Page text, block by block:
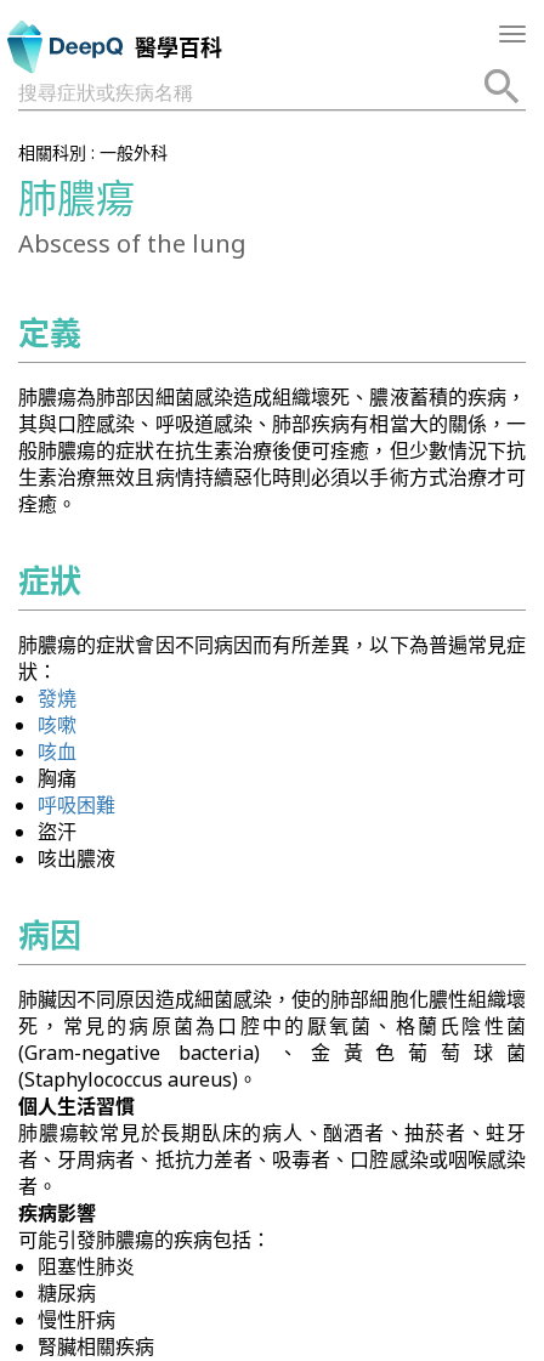
醫學百科
搜尋症狀或疾病名稱
相關科別 : 一般外科
肺膿瘍
Abscess of the lung
定義
肺膿瘍為肺部因細菌感染造成組織壞死、膿液蓄積的疾病，
其與口腔感染、呼吸道感染、肺部疾病有相當大的關係，一
般肺膿瘍的症狀在抗生素治療後便可痊癒，但少數情況下抗
生素治療無效且病情持續惡化時則必須以手術方式治療才可
痊癒。
症狀
肺膿瘍的症狀會因不同病因而有所差異，以下為普遍常見症
狀：
發燒
咳嗽
咳血
胸痛
呼吸困難
盜汗
咳出膿液
病因
肺臟因不同原因造成細菌感染，使的肺部細胞化膿性組織壞
死，常見的病原菌為口腔中的厭氧菌、格蘭氏陰性菌
(Gram-negative bacteria) 、金黃色葡萄球菌
(Staphylococcus aureus)。
個人生活習慣
肺膿瘍較常見於長期臥床的病人、酗酒者、抽菸者、蛀牙
者、牙周病者、抵抗力差者、吸毒者、口腔感染或咽喉感染
者。
疾病影響
可能引發肺膿瘍的疾病包括：
阻塞性肺炎
糖尿病
慢性肝病
腎臟相關疾病